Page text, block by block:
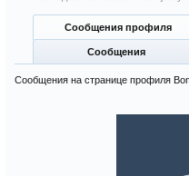
Сообщения профиля
Сообщения
Сообщения на странице профиля